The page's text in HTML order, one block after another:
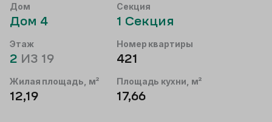
Дом
Дом 4
Секция
1 Секция
Этаж
2 ИЗ 19
Номер квартиры
421
Жилая площадь, м²
12,19
Площадь кухни, м²
17,66